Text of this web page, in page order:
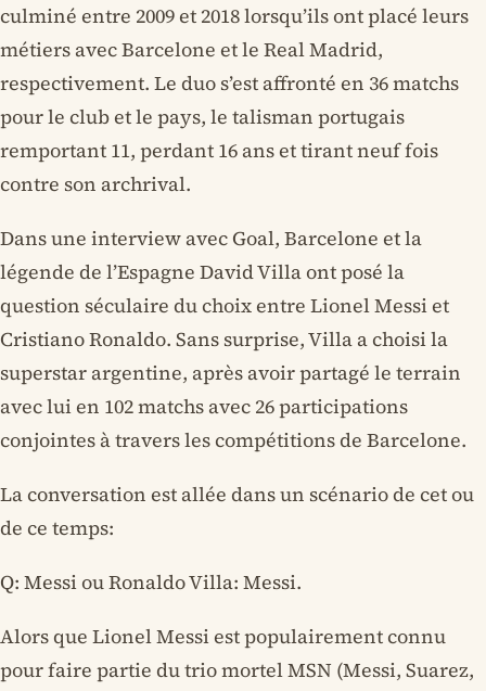
culminé entre 2009 et 2018 lorsqu’ils ont placé leurs
métiers avec Barcelone et le Real Madrid,
respectivement. Le duo s’est affronté en 36 matchs
pour le club et le pays, le talisman portugais
remportant 11, perdant 16 ans et tirant neuf fois
contre son archrival.
Dans une interview avec Goal, Barcelone et la
légende de l’Espagne David Villa ont posé la
question séculaire du choix entre Lionel Messi et
Cristiano Ronaldo. Sans surprise, Villa a choisi la
superstar argentine, après avoir partagé le terrain
avec lui en 102 matchs avec 26 participations
conjointes à travers les compétitions de Barcelone.
La conversation est allée dans un scénario de cet ou
de ce temps:
Q: Messi ou Ronaldo Villa: Messi.
Alors que Lionel Messi est populairement connu
pour faire partie du trio mortel MSN (Messi, Suarez,